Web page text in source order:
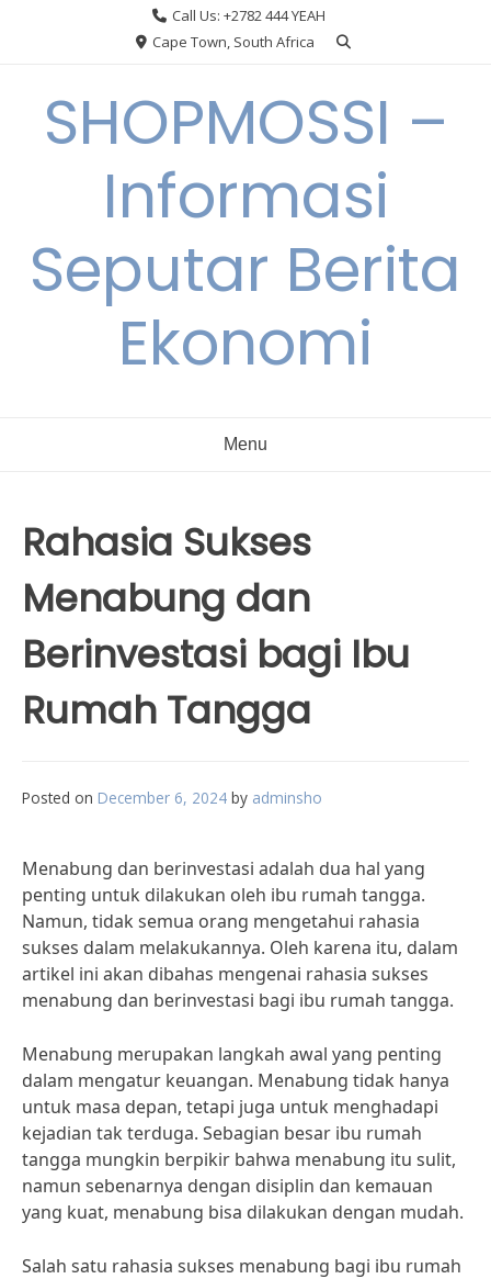
Call Us: +2782 444 YEAH
Cape Town, South Africa
SHOPMOSSI –
Informasi
Seputar Berita
Ekonomi
Menu
Rahasia Sukses
Menabung dan
Berinvestasi bagi Ibu
Rumah Tangga
Posted on December 6, 2024 by adminsho
Menabung dan berinvestasi adalah dua hal yang
penting untuk dilakukan oleh ibu rumah tangga.
Namun, tidak semua orang mengetahui rahasia
sukses dalam melakukannya. Oleh karena itu, dalam
artikel ini akan dibahas mengenai rahasia sukses
menabung dan berinvestasi bagi ibu rumah tangga.
Menabung merupakan langkah awal yang penting
dalam mengatur keuangan. Menabung tidak hanya
untuk masa depan, tetapi juga untuk menghadapi
kejadian tak terduga. Sebagian besar ibu rumah
tangga mungkin berpikir bahwa menabung itu sulit,
namun sebenarnya dengan disiplin dan kemauan
yang kuat, menabung bisa dilakukan dengan mudah.
Salah satu rahasia sukses menabung bagi ibu rumah